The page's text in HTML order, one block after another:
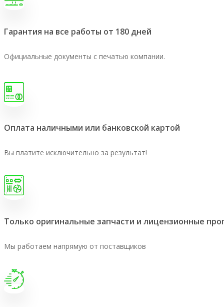
Гарантия на все работы от 180 дней
Официальные документы с печатью компании.
Оплата наличными или банковской картой
Вы платите исключительно за результат!
Только оригинальные запчасти и лицензионные
Мы работаем напрямую от поставщиков